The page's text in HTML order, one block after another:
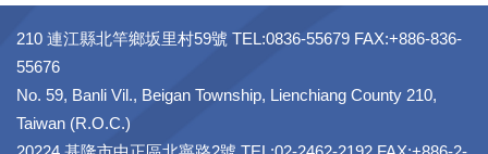
210 連江縣北竿鄉坂里村59號 TEL:0836-55679 FAX:+886-836-
55676
No. 59, Banli Vil., Beigan Township, Lienchiang County 210,
Taiwan (R.O.C.)